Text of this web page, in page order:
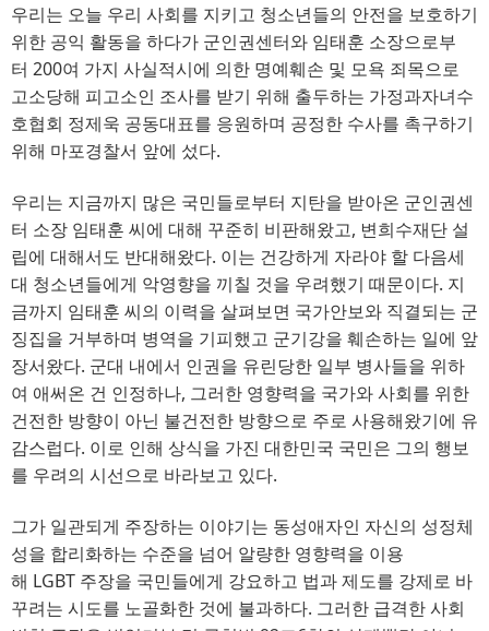
우리는 오늘 우리 사회를 지키고 청소년들의 안전을 보호하기
위한 공익 활동을 하다가 군인권센터와 임태훈 소장으로부
터 200여 가지 사실적시에 의한 명예훼손 및 모욕 죄목으로
고소당해 피고소인 조사를 받기 위해 출두하는 가정과자녀수
호협회 정제욱 공동대표를 응원하며 공정한 수사를 촉구하기
위해 마포경찰서 앞에 섰다.
우리는 지금까지 많은 국민들로부터 지탄을 받아온 군인권센
터 소장 임태훈 씨에 대해 꾸준히 비판해왔고, 변희수재단 설
립에 대해서도 반대해왔다. 이는 건강하게 자라야 할 다음세
대 청소년들에게 악영향을 끼칠 것을 우려했기 때문이다. 지
금까지 임태훈 씨의 이력을 살펴보면 국가안보와 직결되는 군
징집을 거부하며 병역을 기피했고 군기강을 훼손하는 일에 앞
장서왔다. 군대 내에서 인권을 유린당한 일부 병사들을 위하
여 애써온 건 인정하나, 그러한 영향력을 국가와 사회를 위한
건전한 방향이 아닌 불건전한 방향으로 주로 사용해왔기에 유
감스럽다. 이로 인해 상식을 가진 대한민국 국민은 그의 행보
를 우려의 시선으로 바라보고 있다.
그가 일관되게 주장하는 이야기는 동성애자인 자신의 성정체
성을 합리화하는 수준을 넘어 알량한 영향력을 이용
해 LGBT 주장을 국민들에게 강요하고 법과 제도를 강제로 바
꾸려는 시도를 노골화한 것에 불과하다. 그러한 급격한 사회